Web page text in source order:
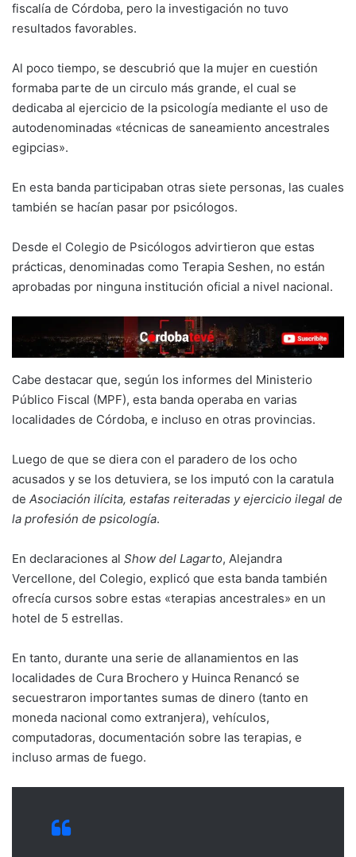
fiscalía de Córdoba, pero la investigación no tuvo
resultados favorables.
Al poco tiempo, se descubrió que la mujer en cuestión
formaba parte de un circulo más grande, el cual se
dedicaba al ejercicio de la psicología mediante el uso de
autodenominadas «técnicas de saneamiento ancestrales
egipcias».
En esta banda participaban otras siete personas, las cuales
también se hacían pasar por psicólogos.
Desde el Colegio de Psicólogos advirtieron que estas
prácticas, denominadas como Terapia Seshen, no están
aprobadas por ninguna institución oficial a nivel nacional.
Cabe destacar que, según los informes del Ministerio
Público Fiscal (MPF), esta banda operaba en varias
localidades de Córdoba, e incluso en otras provincias.
Luego de que se diera con el paradero de los ocho
acusados y se los detuviera, se los imputó con la caratula
de Asociación ilícita, estafas reiteradas y ejercicio ilegal de
la profesión de psicología.
En declaraciones al Show del Lagarto, Alejandra
Vercellone, del Colegio, explicó que esta banda también
ofrecía cursos sobre estas «terapias ancestrales» en un
hotel de 5 estrellas.
En tanto, durante una serie de allanamientos en las
localidades de Cura Brochero y Huinca Renancó se
secuestraron importantes sumas de dinero (tanto en
moneda nacional como extranjera), vehículos,
computadoras, documentación sobre las terapias, e
incluso armas de fuego.